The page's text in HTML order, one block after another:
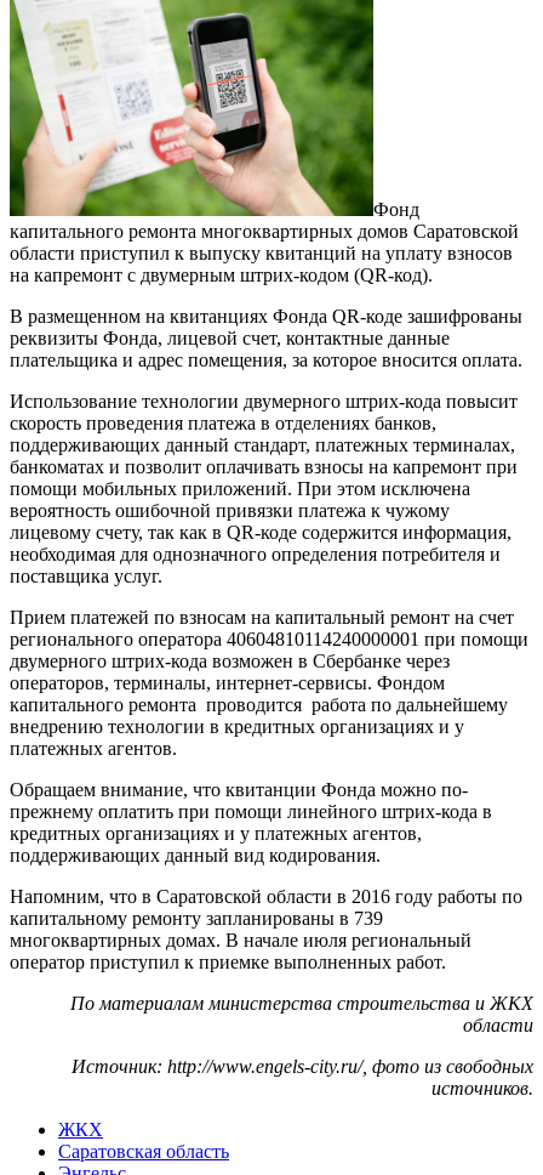
Фонд
капитального ремонта многоквартирных домов Саратовской
области приступил к выпуску квитанций на уплату взносов
на капремонт с двумерным штрих-кодом (QR-код).
В размещенном на квитанциях Фонда QR-коде зашифрованы
реквизиты Фонда, лицевой счет, контактные данные
плательщика и адрес помещения, за которое вносится оплата.
Использование технологии двумерного штрих-кода повысит
скорость проведения платежа в отделениях банков,
поддерживающих данный стандарт, платежных терминалах,
банкоматах и позволит оплачивать взносы на капремонт при
помощи мобильных приложений. При этом исключена
вероятность ошибочной привязки платежа к чужому
лицевому счету, так как в QR-коде содержится информация,
необходимая для однозначного определения потребителя и
поставщика услуг.
Прием платежей по взносам на капитальный ремонт на счет
регионального оператора 40604810114240000001 при помощи
двумерного штрих-кода возможен в Сбербанке через
операторов, терминалы, интернет-сервисы. Фондом
капитального ремонта проводится работа по дальнейшему
внедрению технологии в кредитных организациях и у
платежных агентов.
Обращаем внимание, что квитанции Фонда можно по-
прежнему оплатить при помощи линейного штрих-кода в
кредитных организациях и у платежных агентов,
поддерживающих данный вид кодирования.
Напомним, что в Саратовской области в 2016 году работы по
капитальному ремонту запланированы в 739
многоквартирных домах. В начале июля региональный
оператор приступил к приемке выполненных работ.
По материалам министерства строительства и ЖКХ
области
Источник: http://www.engels-city.ru/, фото из свободных
источников.
ЖКХ
Саратовская область